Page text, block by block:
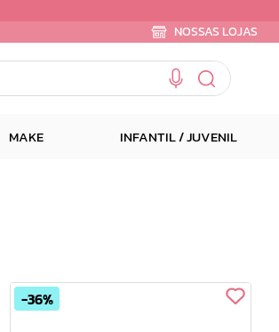
NOSSAS LOJAS
MAKE INFANTIL / JUVENIL
36%